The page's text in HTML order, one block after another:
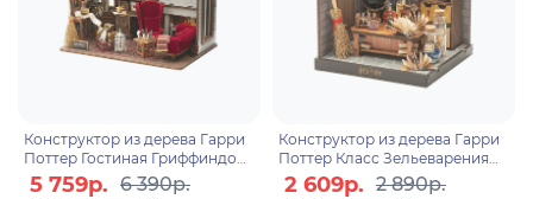
Конструктор из дерева Гарри
Поттер Гостиная Гриффиндора
Хогвартс 1621
5 759р. 6 390р.
Конструктор из дерева Гарри
Поттер Класс Зельеварения
Хогвартс 1623
2 609р. 2 890р.